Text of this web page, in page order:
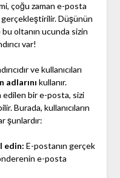
çoğu zaman e-posta
gerçekleştirilir. Düşünün
bu oltanın ucunda sizin
var!
ve kullanıcıları
adlarını kullanır.
bir e-posta, sizi
Burada, kullanıcıların
şunlardır:
edin: E-postanın gerçek
e-posta